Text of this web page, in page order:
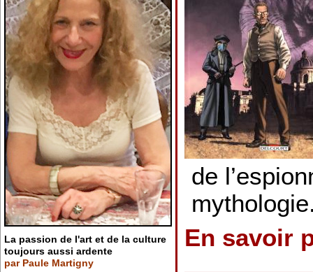
La passion de l'art et de la culture
toujours aussi ardente
par Paule Martigny
de
En savoir